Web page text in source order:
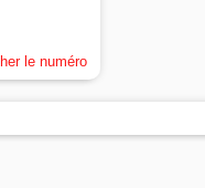
le numéro